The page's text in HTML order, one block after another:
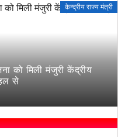
केन्द्रीय राज्य मंत्री
को मिली मंजुरी केंद्रीय
से